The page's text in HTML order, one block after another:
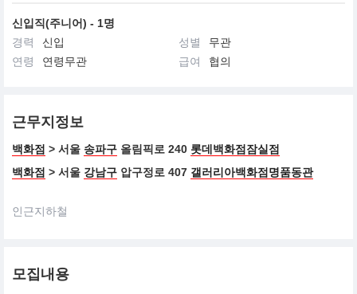
신입직(주니어) - 1명
경력
신입 성별
무관
연령
연령무관 급여 협의
근무지정보
백화점 > 서울 송파구 올림픽로 240 롯데백화점잠실점
백화점 > 서울 강남구 압구정로 407 갤러리아백화점명품동관
인근지하철
모집내용